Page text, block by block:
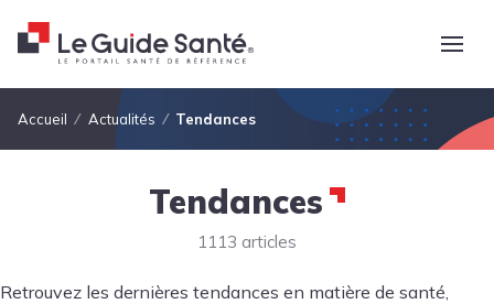
Fil d'Ariane
Accueil Actualités Tendances
Tendances
1113 articles
Retrouvez les dernières tendances en matière de santé,